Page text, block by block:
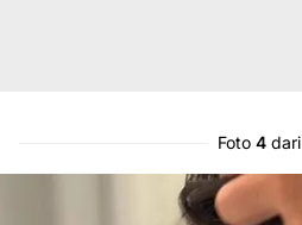
Foto 4dari